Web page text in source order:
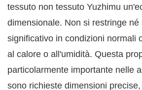
tessuto non tessuto Yuzhimu
dimensionale. Non si restringe
significativo in condizioni normali
al calore o all'umidità. Questa
particolarmente importante nelle
sono richieste dimensioni